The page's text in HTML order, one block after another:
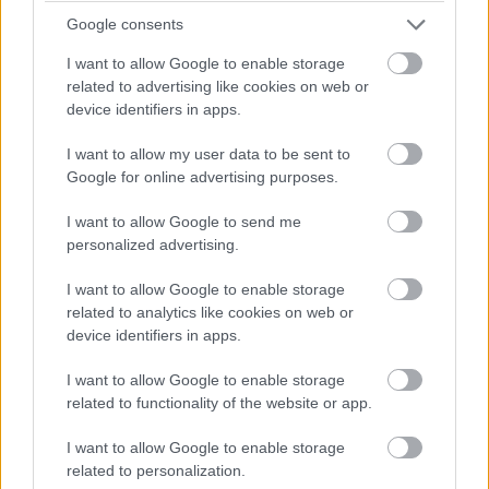
Google consents
I want to allow Google to enable storage
related to advertising like cookies on web or
device identifiers in apps.
I want to allow my user data to be sent to
Google for online advertising purposes.
I want to allow Google to send me
personalized advertising.
I want to allow Google to enable storage
related to analytics like cookies on web or
device identifiers in apps.
I want to allow Google to enable storage
related to functionality of the website or app.
I want to allow Google to enable storage
related to personalization.
Nagy szívességet tesz a Firefox
azoknak, akik régi Windowst
használnak
Horváth Péter| 2023 június 1. 14:04
Fontos változásra figyelmeztet a Mozilla
Alapítvány a nyílt forráskódú böngésző
kapcsán.